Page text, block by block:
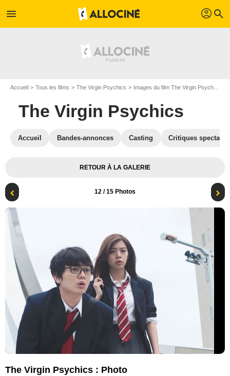
menu profil search
Accueil Tous les films The Virgin Psychics Images du film The Virgin Psychics
The Virgin Psychics
Accueil Bandes-annonces Casting Critiques
RETOUR À LA GALERIE
12 / 15 Photos
The Virgin Psychics : Photo